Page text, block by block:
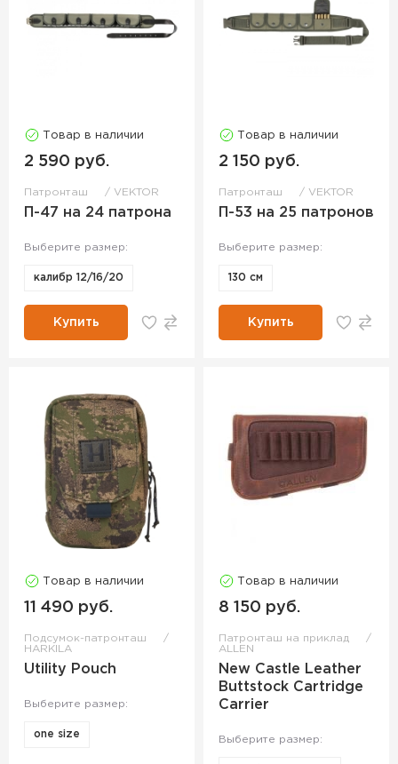
Товар в наличии
2 590 руб.
Патронташ VEKTOR
П-47 на 24 патрона
Выберите размер:
калибр 12/16/20
Купить
Товар в наличии
2 150 руб.
Патронташ VEKTOR
П-53 на 25 патронов
Выберите размер:
130 см
Купить
Товар в наличии
11 490 руб.
Подсумок-патронташ
HARKILA
Utility Pouch
Выберите размер:
one size
Товар в наличии
8 150 руб.
Патронташ на приклад
ALLEN
New Castle Leather
Buttstock Cartridge
Carrier
Выберите размер: